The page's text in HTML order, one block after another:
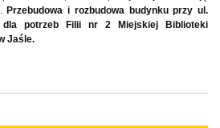
Przebudowa i rozbudowa budynku przy ul.
dla potrzeb Filii nr 2 Miejskiej Biblioteki
Jaśle.